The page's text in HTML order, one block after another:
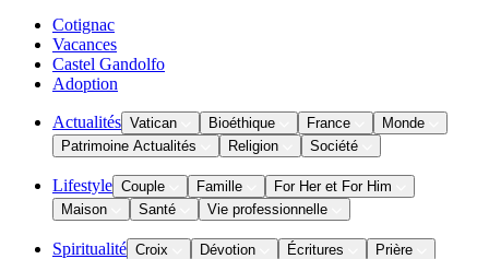
Cotignac
Vacances
Castel Gandolfo
Adoption
Actualités Vatican Bioéthique France
Monde
Patrimoine Actualités
Religion Société
Lifestyle Couple Famille
For Her et For Him
Maison
Santé Vie professionnelle
Spiritualité Croix Dévotion Écritures
Prière